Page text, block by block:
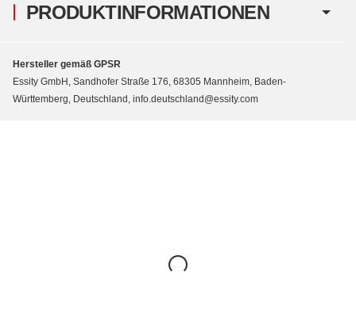
PRODUKTINFORMATIONEN
Hersteller gemäß GPSR
Essity GmbH, Sandhofer Straße 176, 68305 Mannheim, Baden-
Württemberg, Deutschland, info.deutschland@essity.com